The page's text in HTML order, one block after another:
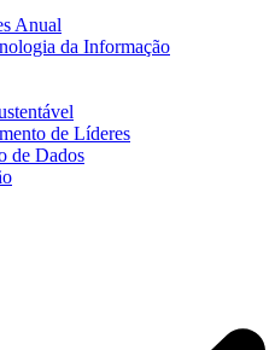
Anual
da Informação
de Líderes
de Dados